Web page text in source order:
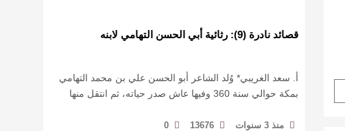
قصائد نادرة (9): رثائية أبي الحسن التهامي لابنه
أ. سعد الغريبي* وُلد الشاعر أبو الحسن علي بن محمد التهامي
بمكة حوالي سنة 360 وفيها عاش صدر حياته، ثم انتقل منها
منذ 3 سنوات 13676
0